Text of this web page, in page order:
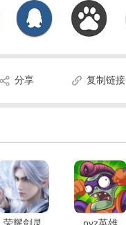
分享 复制链接